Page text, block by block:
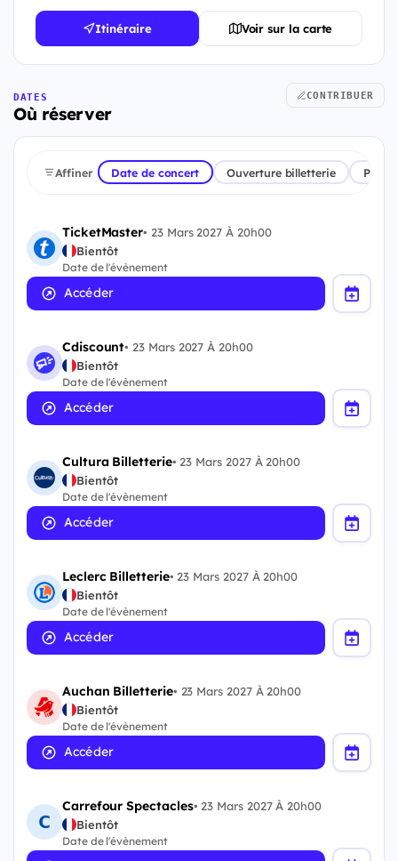
Itinéraire Voir sur la carte
DATES
Où réserver
CONTRIBUER
Affiner Date de concert Ouverture billetterie
TicketMaster• 23 Mars 2027 À 20h00
Bientôt
Date de l'évènement
Accéder
Cdiscount• 23 Mars 2027 À 20h00
Bientôt
Date de l'évènement
Accéder
Cultura Billetterie• 23 Mars 2027 À 20h00
Bientôt
Date de l'évènement
Accéder
Leclerc Billetterie• 23 Mars 2027 À 20h00
Bientôt
Date de l'évènement
Accéder
Auchan Billetterie• 23 Mars 2027 À 20h00
Bientôt
Date de l'évènement
Accéder
Carrefour Spectacles• 23 Mars 2027 À 20h00
Bientôt
Date de l'évènement